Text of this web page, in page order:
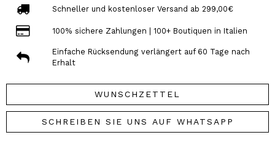
Schneller und kostenloser Versand ab 299,00€
100% sichere Zahlungen | 100+ Boutiquen in Italien
Einfache Rücksendung verlängert auf 60 Tage nach
Erhalt
WUNSCHZETTEL
SCHREIBEN SIE UNS AUF WHATSAPP